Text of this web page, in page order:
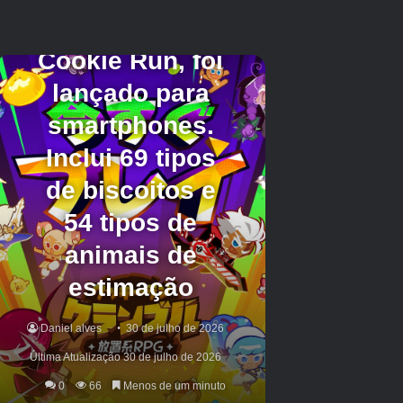
Sobrevivência ascendeue verifique se suas
defesas e progresso são mantidos.
Por fim, havia algumas correções diversas para
Arca: Sobrevivência ascendeuPara completar
a atualização de 18 de julho. A animação de
natação de Thylacoleo ao segurar o salto foi
consertada e certos itens não entrarão mais na
paisagem quando jogados no chão. É claro que
mais correções serão necessárias, como a
seção de revisão do vapor para
ascendeudestaca alguns problemas que ainda
precisam ser corrigidos na atualização mais
recente ou atualizações anteriores desde o
lançamento da expansão em junho passado.